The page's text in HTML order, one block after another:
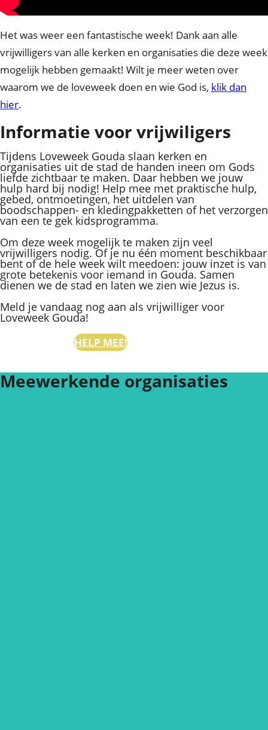
Het was weer een fantastische week! Dank aan alle
vrijwilligers van alle kerken en organisaties die deze week
mogelijk hebben gemaakt! Wilt je meer weten over
waarom we de loveweek doen en wie God is, klik dan
hier.
Informatie voor vrijwiligers
Tijdens Loveweek Gouda slaan kerken en
organisaties uit de stad de handen ineen om Gods
liefde zichtbaar te maken. Daar hebben we jouw
hulp hard bij nodig! Help mee met praktische hulp,
gebed, ontmoetingen, het uitdelen van
boodschappen- en kledingpakketten of het verzorgen
van een te gek kidsprogramma.
Om deze week mogelijk te maken zijn veel
vrijwilligers nodig. Of je nu één moment beschikbaar
bent of de hele week wilt meedoen: jouw inzet is van
grote betekenis voor iemand in Gouda. Samen
dienen we de stad en laten we zien wie Jezus is.
Meld je vandaag nog aan als vrijwilliger voor
Loveweek Gouda!
HELP MEE!
Meewerkende organisaties